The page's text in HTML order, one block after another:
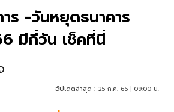
ร -วันหยุดธนาคาร
มีกี่วัน เช็คที่นี่
อัปเดตล่าสุด : 25 ก.ค. 66 | 09:00 น.